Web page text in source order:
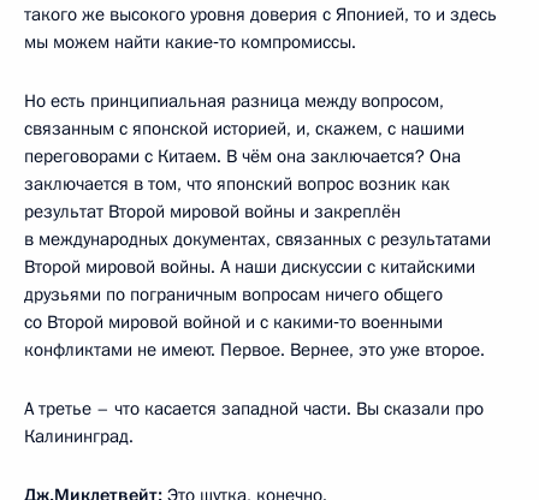
такого же высокого уровня доверия с Японией, то и здесь
мы можем найти какие‑то компромиссы.
Но есть принципиальная разница между вопросом,
связанным с японской историей, и, скажем, с нашими
переговорами с Китаем. В чём она заключается? Она
заключается в том, что японский вопрос возник как
результат Второй мировой войны и закреплён
в международных документах, связанных с результатами
Второй мировой войны. А наши дискуссии с китайскими
друзьями по пограничным вопросам ничего общего
со Второй мировой войной и с какими‑то военными
конфликтами не имеют. Первое. Вернее, это уже второе.
А третье – что касается западной части. Вы сказали про
Калининград.
Дж.Миклетвейт: Это шутка, конечно.